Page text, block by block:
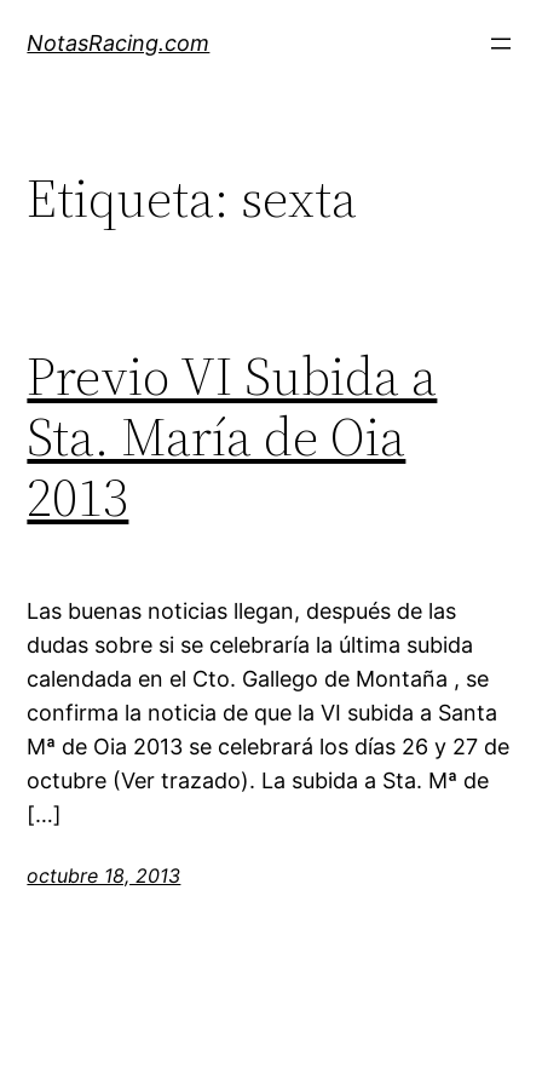
NotasRacing.com
Etiqueta: sexta
Previo VI Subida a
Sta. María de Oia
2013
Las buenas noticias llegan, después de las
dudas sobre si se celebraría la última subida
calendada en el Cto. Gallego de Montaña , se
confirma la noticia de que la VI subida a Santa
Mª de Oia 2013 se celebrará los días 26 y 27 de
octubre (Ver trazado). La subida a Sta. Mª de
[…]
octubre 18, 2013